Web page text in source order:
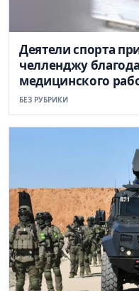
Деятели спорта
челленджу
медицинского
БЕЗ РУБРИКИ